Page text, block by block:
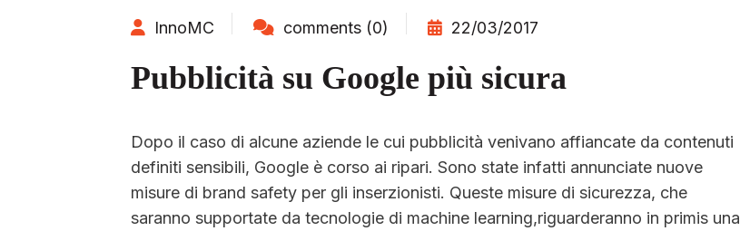
InnoMC comments (0) 22/03/2017
Pubblicità su Google più sicura
Dopo il caso di alcune aziende le cui pubblicità venivano affiancate da contenuti
definiti sensibili, Google è corso ai ripari. Sono state infatti annunciate nuove
misure di brand safety per gli inserzionisti. Queste misure di sicurezza, che
saranno supportate da tecnologie di machine learning,riguarderanno in primis una